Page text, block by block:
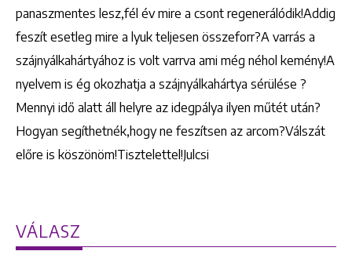
panaszmentes lesz,fél év mire a csont regenerálódik!Addig
feszít esetleg mire a lyuk teljesen összeforr?A varrás a
szájnyálkahártyához is volt varrva ami még néhol kemény!A
nyelvem is ég okozhatja a szájnyálkahártya sérülése ?
Mennyi idő alatt áll helyre az idegpálya ilyen műtét után?
Hogyan segíthetnék,hogy ne feszítsen az arcom?Válszát
előre is köszönöm!Tisztelettel!Julcsi
VÁLASZ